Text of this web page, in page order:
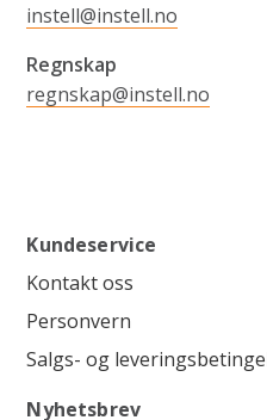
instell@instell.no
Regnskap
regnskap@instell.no
Kundeservice
Kontakt oss
Personvern
Salgs- og
Nyhetsbrev